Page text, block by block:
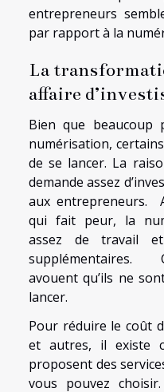
entrepreneurs
par rapport à la
La
affaire
Bien que beaucoup
numérisation,
de se lancer. La
demande assez
aux entrepreneurs.
qui fait peur, la
assez de travail
supplémentaires.
avouent qu’ils ne
lancer.
Pour réduire le coût
et autres, il existe
proposent des
vous pouvez